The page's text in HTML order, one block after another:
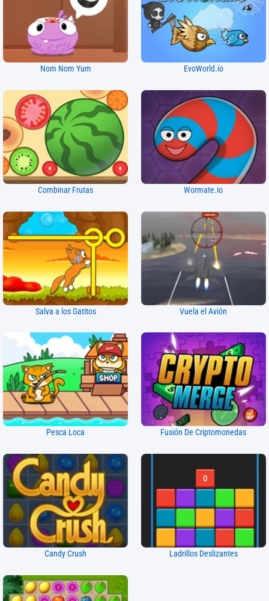
Nom Nom Yum EvoWorld.io
Combinar Frutas Wormate.io
Salva a los Gatitos Vuela el Avión
Pesca Loca Fusión De Criptomonedas
Candy Crush Ladrillos Deslizantes